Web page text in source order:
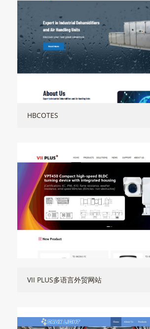
HBCOTES
VII PLUS多语言外贸网站